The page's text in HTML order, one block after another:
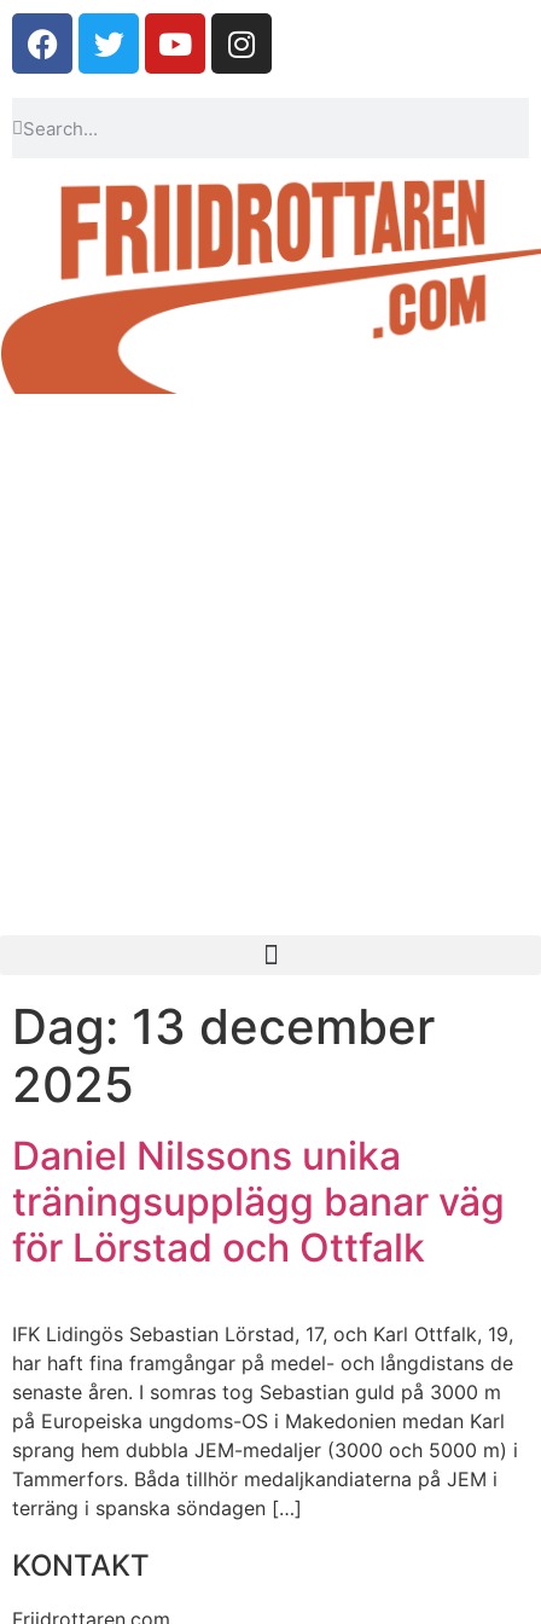
Dag: 13 december
2025
Daniel Nilssons unika
träningsupplägg banar väg
för Lörstad och Ottfalk
IFK Lidingös Sebastian Lörstad, 17, och Karl Ottfalk, 19,
har haft fina framgångar på medel- och långdistans de
senaste åren. I somras tog Sebastian guld på 3000 m
på Europeiska ungdoms-OS i Makedonien medan Karl
sprang hem dubbla JEM-medaljer (3000 och 5000 m) i
Tammerfors. Båda tillhör medaljkandiaterna på JEM i
terräng i spanska söndagen […]
KONTAKT